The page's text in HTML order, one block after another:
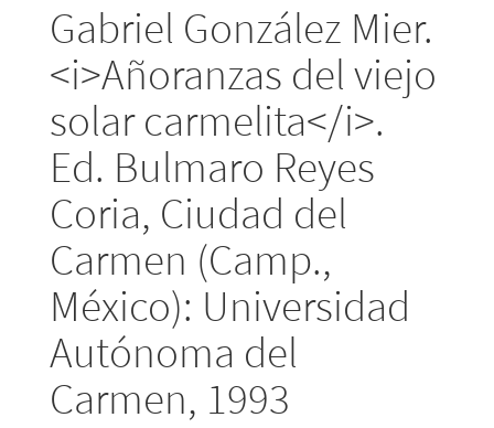
Gabriel González Mier.
<i>Añoranzas del viejo
solar carmelita</i>.
Ed. Bulmaro Reyes
Coria, Ciudad del
Carmen (Camp.,
México): Universidad
Autónoma del
Carmen, 1993